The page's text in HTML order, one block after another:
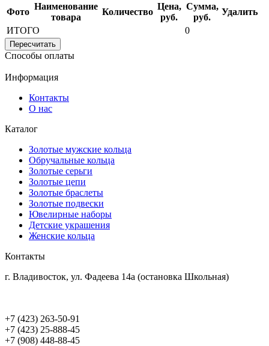
Фото
Наименование
товара
Количество
Цена,
руб.
Сумма,
руб.
Удалить
ИТОГО
0
Способы оплаты
Информация
Контакты
О нас
Каталог
Золотые мужские кольца
Обручальные кольца
Золотые серьги
Золотые цепи
Золотые браслеты
Золотые подвески
Ювелирные наборы
Детские украшения
Женские кольца
Контакты
г. Владивосток, ул. Фадеева 14а (остановка Школьная)
+7 (423) 263-50-91
+7 (423) 25-888-45
+7 (908) 448-88-45